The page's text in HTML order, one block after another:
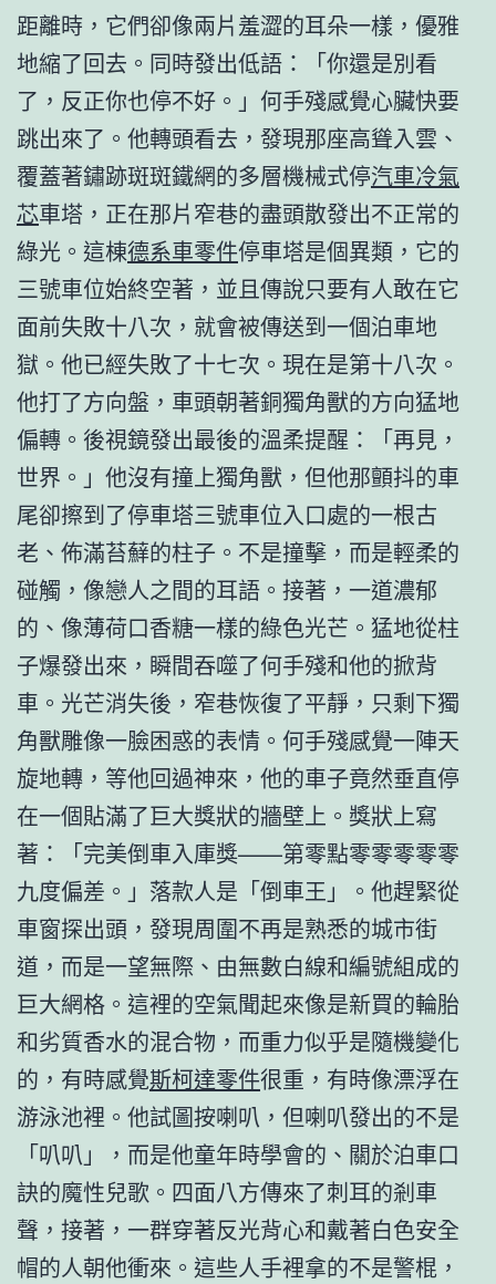
距離時，它們卻像兩片羞澀的耳朵一樣，優雅
地縮了回去。同時發出低語：「你還是別看
了，反正你也停不好。」何手殘感覺心臟快要
跳出來了。他轉頭看去，發現那座高聳入雲、
覆蓋著鏽跡斑斑鐵網的多層機械式停汽車冷氣
芯車塔，正在那片窄巷的盡頭散發出不正常的
綠光。這棟德系車零件停車塔是個異類，它的
三號車位始終空著，並且傳說只要有人敢在它
面前失敗十八次，就會被傳送到一個泊車地
獄。他已經失敗了十七次。現在是第十八次。
他打了方向盤，車頭朝著銅獨角獸的方向猛地
偏轉。後視鏡發出最後的溫柔提醒：「再見，
世界。」他沒有撞上獨角獸，但他那顫抖的車
尾卻擦到了停車塔三號車位入口處的一根古
老、佈滿苔蘚的柱子。不是撞擊，而是輕柔的
碰觸，像戀人之間的耳語。接著，一道濃郁
的、像薄荷口香糖一樣的綠色光芒。猛地從柱
子爆發出來，瞬間吞噬了何手殘和他的掀背
車。光芒消失後，窄巷恢復了平靜，只剩下獨
角獸雕像一臉困惑的表情。何手殘感覺一陣天
旋地轉，等他回過神來，他的車子竟然垂直停
在一個貼滿了巨大獎狀的牆壁上。獎狀上寫
著：「完美倒車入庫獎——第零點零零零零零
九度偏差。」落款人是「倒車王」。他趕緊從
車窗探出頭，發現周圍不再是熟悉的城市街
道，而是一望無際、由無數白線和編號組成的
巨大網格。這裡的空氣聞起來像是新買的輪胎
和劣質香水的混合物，而重力似乎是隨機變化
的，有時感覺斯柯達零件很重，有時像漂浮在
游泳池裡。他試圖按喇叭，但喇叭發出的不是
「叭叭」，而是他童年時學會的、關於泊車口
訣的魔性兒歌。四面八方傳來了刺耳的剎車
聲，接著，一群穿著反光背心和戴著白色安全
帽的人朝他衝來。這些人手裡拿的不是警棍，